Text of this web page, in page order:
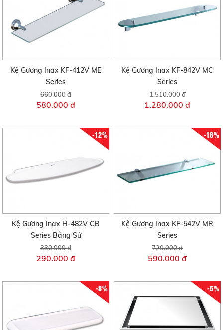
Kệ Gương Inax KF-412V ME
Series
660.000 đ
580.000 đ
Kệ Gương Inax KF-842V MC
Series
1.510.000 đ
1.280.000 đ
-12%
Kệ Gương Inax H-482V CB
Series Bằng Sứ
330.000 đ
290.000 đ
-18%
Kệ Gương Inax KF-542V MR
Series
720.000 đ
590.000 đ
-8% -5%